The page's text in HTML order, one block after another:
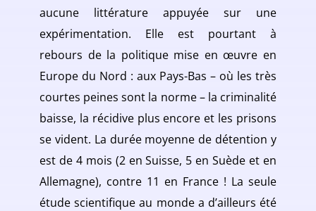
aucune littérature appuyée sur une
expérimentation. Elle est pourtant à
rebours de la politique mise en œuvre en
Europe du Nord : aux Pays-Bas – où les très
courtes peines sont la norme – la criminalité
baisse, la récidive plus encore et les prisons
se vident. La durée moyenne de détention y
est de 4 mois (2 en Suisse, 5 en Suède et en
Allemagne), contre 11 en France ! La seule
étude scientifique au monde a d’ailleurs été